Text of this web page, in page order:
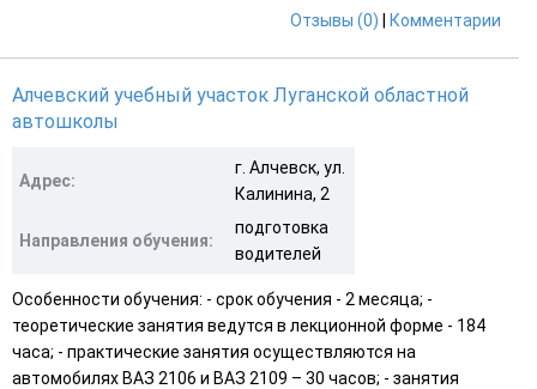
Отзывы (0) Комментарии
Алчевский учебный участок Луганской областной
автошколы
Адрес:
г. Алчевск, ул.
Калинина, 2
Направления обучения:
подготовка
водителей
Особенности обучения: - срок обучения - 2 месяца; -
теоретические занятия ведутся в лекционной форме - 184
часа; - практические занятия осуществляются на
автомобилях ВАЗ 2106 и ВАЗ 2109 – 30 часов; - занятия